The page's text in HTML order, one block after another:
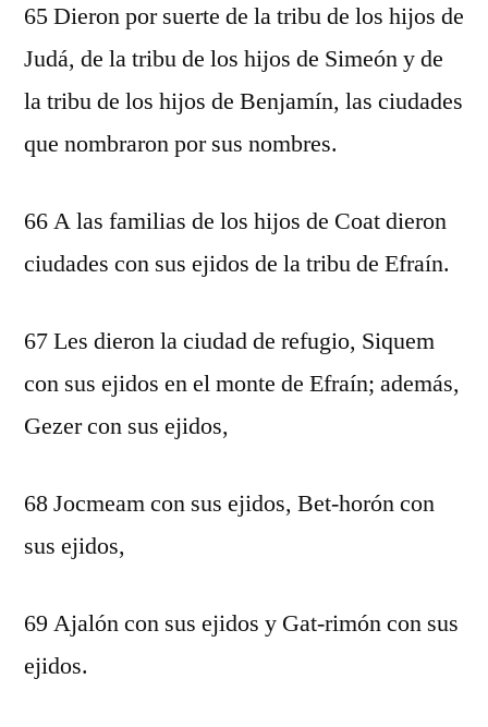
65 Dieron por suerte de la tribu de los hijos de
Judá, de la tribu de los hijos de Simeón y de
la tribu de los hijos de Benjamín, las ciudades
que nombraron por sus nombres.
66 A las familias de los hijos de Coat dieron
ciudades con sus ejidos de la tribu de Efraín.
67 Les dieron la ciudad de refugio, Siquem
con sus ejidos en el monte de Efraín; además,
Gezer con sus ejidos,
68 Jocmeam con sus ejidos, Bet-horón con
sus ejidos,
69 Ajalón con sus ejidos y Gat-rimón con sus
ejidos.